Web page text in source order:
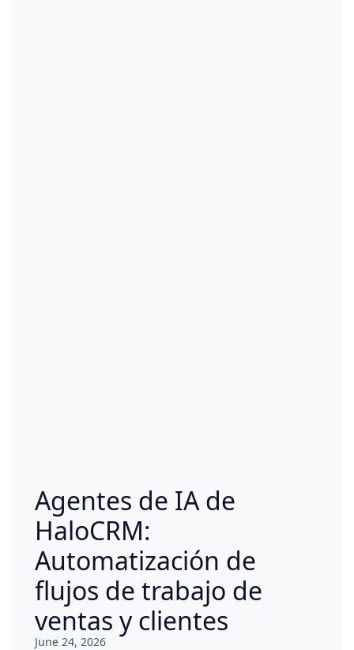
Agentes de IA de
HaloCRM:
Automatización de
flujos de trabajo de
ventas y clientes
June 24, 2026